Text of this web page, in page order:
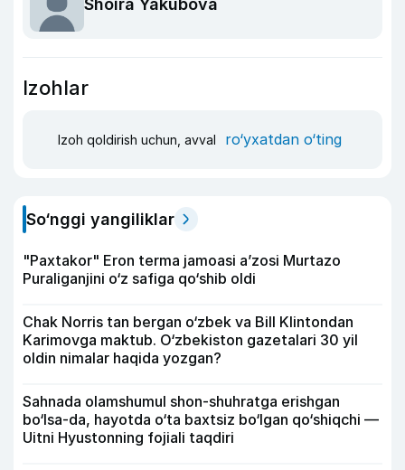
Shoira Yakubova
Izohlar
Izoh qoldirish uchun, avval ro‘yxatdan o‘ting
So‘nggi yangiliklar
"Paxtakor" Eron terma jamoasi a’zosi Murtazo
Puraliganjini o‘z safiga qo‘shib oldi
Chak Norris tan bergan o‘zbek va Bill Klintondan
Karimovga maktub. O‘zbekiston gazetalari 30 yil
oldin nimalar haqida yozgan?
Sahnada olamshumul shon-shuhratga erishgan
bo‘lsa-da, hayotda o‘ta baxtsiz bo‘lgan qo‘shiqchi —
Uitni Hyustonning fojiali taqdiri